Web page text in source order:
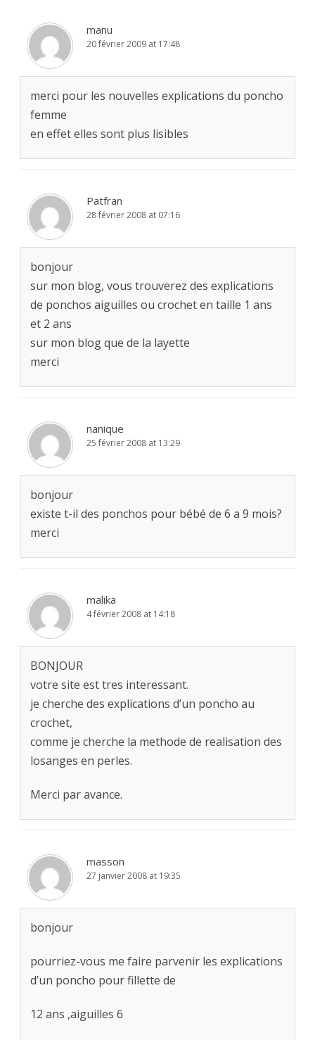
manu
20 février 2009 at 17:48
merci pour les nouvelles explications du poncho
femme
en effet elles sont plus lisibles
Patfran
28 février 2008 at 07:16
bonjour
sur mon blog, vous trouverez des explications
de ponchos aiguilles ou crochet en taille 1 ans
et 2 ans
sur mon blog que de la layette
merci
nanique
25 février 2008 at 13:29
bonjour
existe t-il des ponchos pour bébé de 6 a 9 mois?
merci
malika
4 février 2008 at 14:18
BONJOUR
votre site est tres interessant.
je cherche des explications d’un poncho au
crochet,
comme je cherche la methode de realisation des
losanges en perles.
Merci par avance.
masson
27 janvier 2008 at 19:35
bonjour
pourriez-vous me faire parvenir les explications
d’un poncho pour fillette de
12 ans ,aiguilles 6